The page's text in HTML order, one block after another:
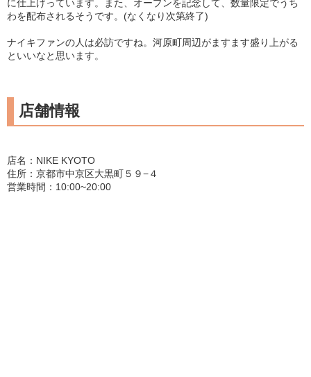
に仕上げっています。また、オープンを記念して、数量限定でうち
わを配布されるそうです。(なくなり次第終了)
ナイキファンの人は必訪ですね。河原町周辺がますます盛り上がる
といいなと思います。
店舗情報
店名：NIKE KYOTO
住所：京都市中京区大黒町５９−４
営業時間：10:00~20:00